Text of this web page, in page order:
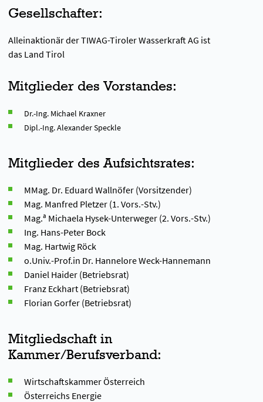
Gesellschafter:
Alleinaktionär der TIWAG-Tiroler Wasserkraft AG ist
das Land Tirol
Mitglieder des Vorstandes:
Dr.-Ing. Michael Kraxner
Dipl.-Ing. Alexander Speckle
Mitglieder des Aufsichtsrates:
MMag. Dr. Eduard Wallnöfer (Vorsitzender)
Mag. Manfred Pletzer (1. Vors.-Stv.)
Mag.ª Michaela Hysek-Unterweger (2. Vors.-Stv.)
Ing. Hans-Peter Bock
Mag. Hartwig Röck
o.Univ.-Prof.in Dr. Hannelore Weck-Hannemann
Daniel Haider (Betriebsrat)
Franz Eckhart (Betriebsrat)
Florian Gorfer (Betriebsrat)
Mitgliedschaft in
Kammer/Berufsverband:
Wirtschaftskammer Österreich
Österreichs Energie